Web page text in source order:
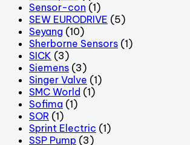
Sensor-con (1)
SEW EURODRIVE (5)
Seyang (10)
Sherborne Sensors (1)
SICK (3)
Siemens (3)
Singer Valve (1)
SMC World (1)
Sofima (1)
SOR (1)
Sprint Electric (1)
SSP Pump (3)